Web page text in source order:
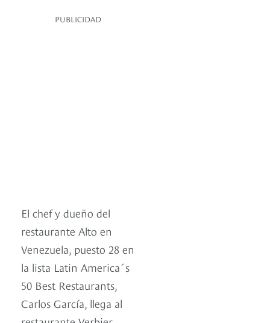
PUBLICIDAD
El chef y dueño del
restaurante Alto en
Venezuela, puesto 28 en
la lista Latin America´s
50 Best Restaurants,
Carlos García, llega al